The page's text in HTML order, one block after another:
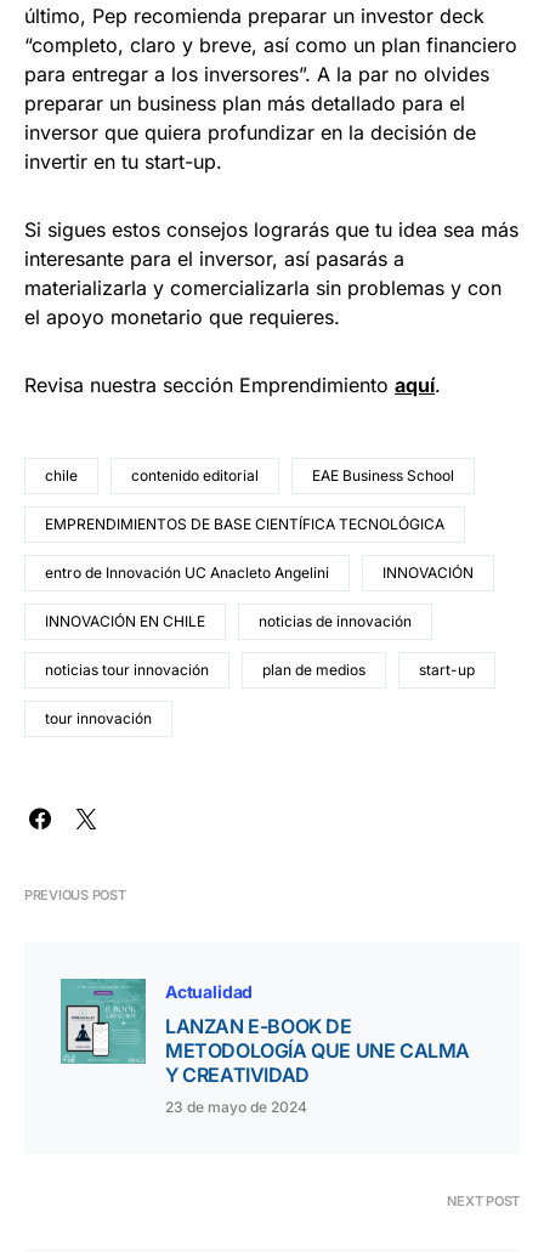
último, Pep recomienda preparar un investor deck
“completo, claro y breve, así como un plan financiero
para entregar a los inversores”. A la par no olvides
preparar un business plan más detallado para el
inversor que quiera profundizar en la decisión de
invertir en tu start-up.
Si sigues estos consejos lograrás que tu idea sea más
interesante para el inversor, así pasarás a
materializarla y comercializarla sin problemas y con
el apoyo monetario que requieres.
Revisa nuestra sección Emprendimiento aquí.
chile contenido editorial EAE Business School
EMPRENDIMIENTOS DE BASE CIENTÍFICA TECNOLÓGICA
entro de Innovación UC Anacleto Angelini INNOVACIÓN
INNOVACIÓN EN CHILE noticias de innovación
noticias tour innovación plan de medios start-up
tour innovación
PREVIOUS POST
Actualidad
LANZAN E-BOOK DE
METODOLOGÍA QUE UNE CALMA
Y CREATIVIDAD
23 de mayo de 2024
NEXT POST